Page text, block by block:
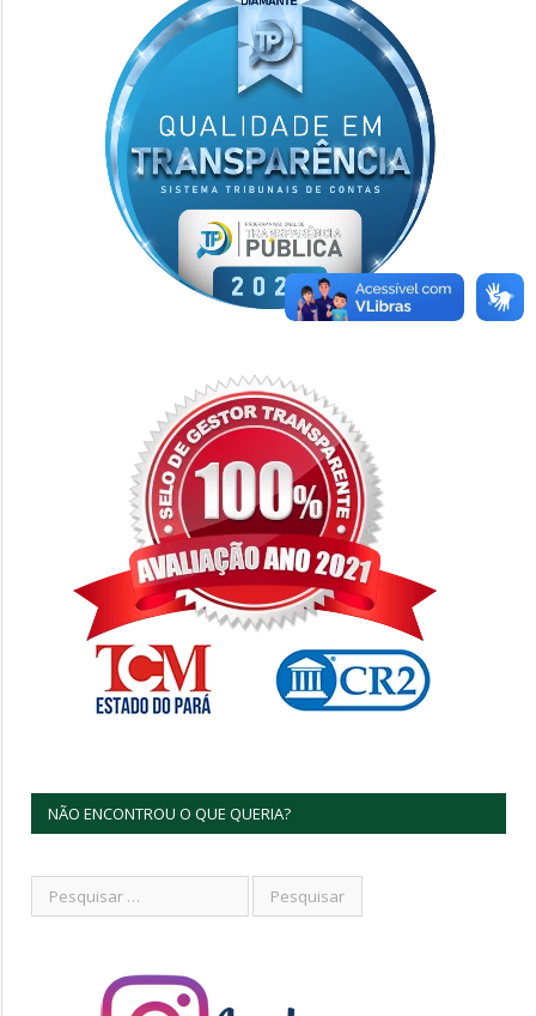
NÃO ENCONTROU O QUE QUERIA?